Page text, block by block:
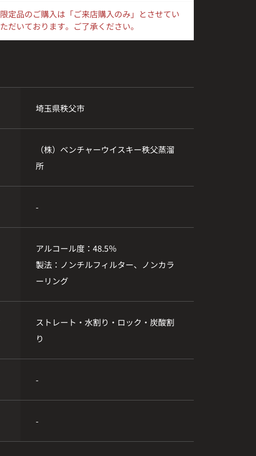
限定品のご購入は「ご来店購入のみ」とさせてい
ただいております。ご了承ください。
埼玉県秩父市
（株）ベンチャーウイスキー秩父蒸溜
所
-
アルコール度：48.5％
製法：ノンチルフィルター、ノンカラ
ーリング
ストレート・水割り・ロック・炭酸割
り
-
-